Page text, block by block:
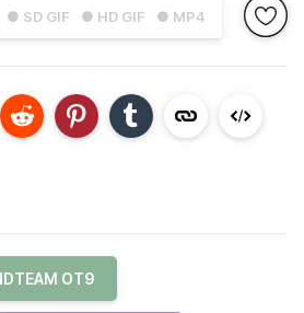
● SD GIF ● HD GIF ● MP4
OT9